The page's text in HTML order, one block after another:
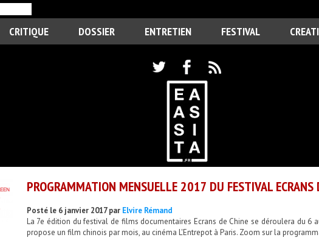
CRITIQUE DOSSIER ENTRETIEN FESTIVAL
PROGRAMMATION MENSUELLE 2017 DU FESTIVAL ECRANS
Posté le 6 janvier 2017 par Elvire Rémand
La 7e édition du festival de films documentaires Ecrans de Chine se déroulera du 6
propose un film chinois par mois, au cinéma L'Entrepot à Paris. Zoom sur la